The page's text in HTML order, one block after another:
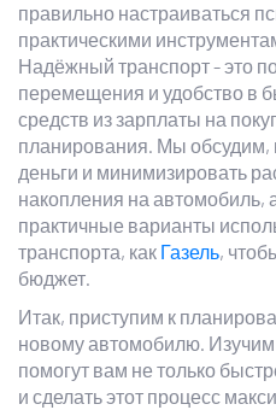
правильно настраиваться
практическими
Надёжный транспорт - это
перемещения и удобство в
средств из зарплаты на
планирования. Мы обсудим,
деньги и минимизировать
накопления на автомобиль,
практичные варианты
транспорта, как Газель,
бюджет.
Итак, приступим к
новому автомобилю.
помогут вам не только
и сделать этот процесс